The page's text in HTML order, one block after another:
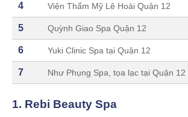
4 Viện Thẩm Mỹ Lê Hoài Quận 12
5 Quỳnh Giao Spa Quận 12
6 Yuki Clinic Spa tại Quận 12
7 Như Phụng Spa, tọa lạc tại Quận 12
1. Rebi Beauty Spa